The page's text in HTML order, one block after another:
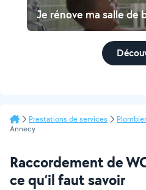
Je rénove ma salle de
Prestations de services
Annecy
Raccordement de
ce qu’il faut savoir